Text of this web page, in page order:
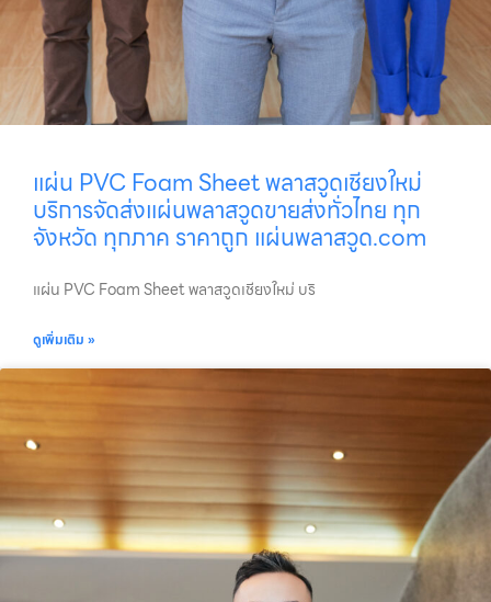
แผ่น PVC Foam Sheet พลาสวูดเชียงใหม่
บริการจัดส่งแผ่นพลาสวูดขายส่งทั่วไทย ทุก
จังหวัด ทุกภาค ราคาถูก แผ่นพลาสวูด.com
แผ่น PVC Foam Sheet พลาสวูดเชียงใหม่ บริ
ดูเพิ่มเติม »